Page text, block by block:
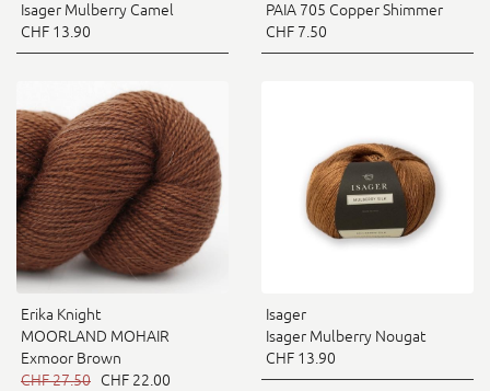
Isager Mulberry Camel
CHF 13.90
PAIA 705 Copper Shimmer
CHF 7.50
Erika Knight
MOORLAND MOHAIR
Exmoor Brown
CHF 27.50 CHF 22.00
Isager
Isager Mulberry Nougat
CHF 13.90